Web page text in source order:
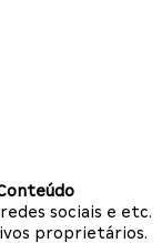
sociais e etc.
proprietários.